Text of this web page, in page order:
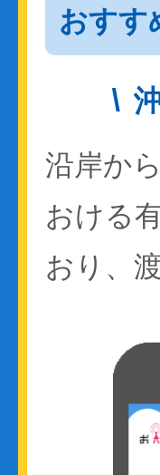
おすす
沿岸か
おける
おり、